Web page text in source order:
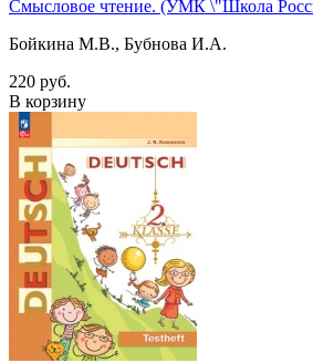
Смысловое чтение. (УМК \"Школа
Бойкина М.В., Бубнова И.А.
220 руб.
В корзину